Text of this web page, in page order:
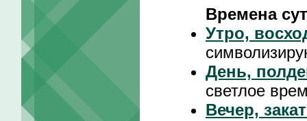
Времена
Утро,
День,
светлое
Вечер,